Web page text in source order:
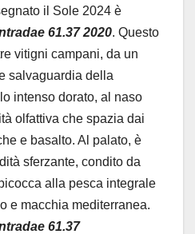
il Sole 2024 è
61.37 2020. Questo
vitigni campani, da un
salvaguardia della
intenso dorato, al naso
olfattiva che spazia dai
e basalto. Al palato, è
sferzante, condito da
alla pesca integrale
e macchia mediterranea.
61.37